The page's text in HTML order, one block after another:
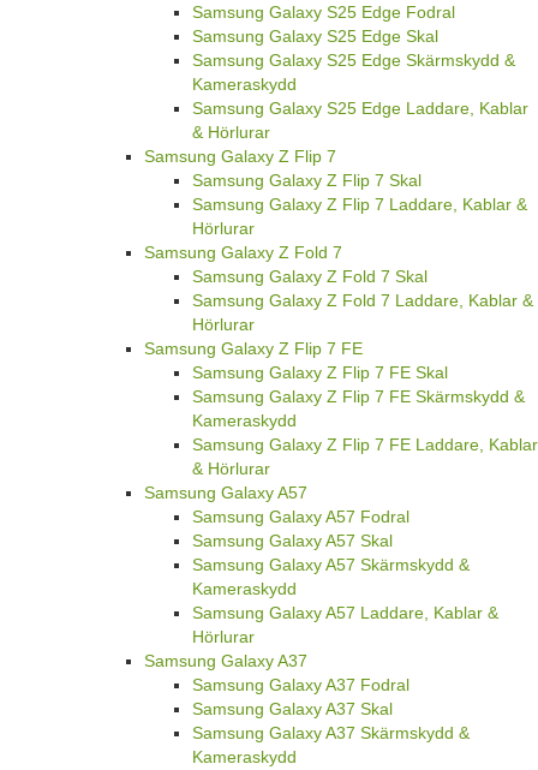
Samsung Galaxy S25 Edge Fodral
Samsung Galaxy S25 Edge Skal
Samsung Galaxy S25 Edge Skärmskydd &
Kameraskydd
Samsung Galaxy S25 Edge Laddare, Kablar
& Hörlurar
Samsung Galaxy Z Flip 7
Samsung Galaxy Z Flip 7 Skal
Samsung Galaxy Z Flip 7 Laddare, Kablar &
Hörlurar
Samsung Galaxy Z Fold 7
Samsung Galaxy Z Fold 7 Skal
Samsung Galaxy Z Fold 7 Laddare, Kablar &
Hörlurar
Samsung Galaxy Z Flip 7 FE
Samsung Galaxy Z Flip 7 FE Skal
Samsung Galaxy Z Flip 7 FE Skärmskydd &
Kameraskydd
Samsung Galaxy Z Flip 7 FE Laddare, Kablar
& Hörlurar
Samsung Galaxy A57
Samsung Galaxy A57 Fodral
Samsung Galaxy A57 Skal
Samsung Galaxy A57 Skärmskydd &
Kameraskydd
Samsung Galaxy A57 Laddare, Kablar &
Hörlurar
Samsung Galaxy A37
Samsung Galaxy A37 Fodral
Samsung Galaxy A37 Skal
Samsung Galaxy A37 Skärmskydd &
Kameraskydd